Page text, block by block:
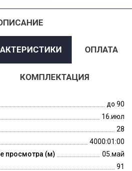
ОПЛАТА
КОМПЛЕКТАЦИЯ
до 90
16.июл
28
4000:01:00
просмотра (м)
05.май
91